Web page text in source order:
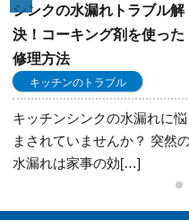
台所の流しがつまったとき
はどうしたらいい？具体的
な対処法も解説
キッチンのトラブル
「台所の流しに水が溜まりや
すくなった！」と感じたら、
排水口が詰まるサイ[…]